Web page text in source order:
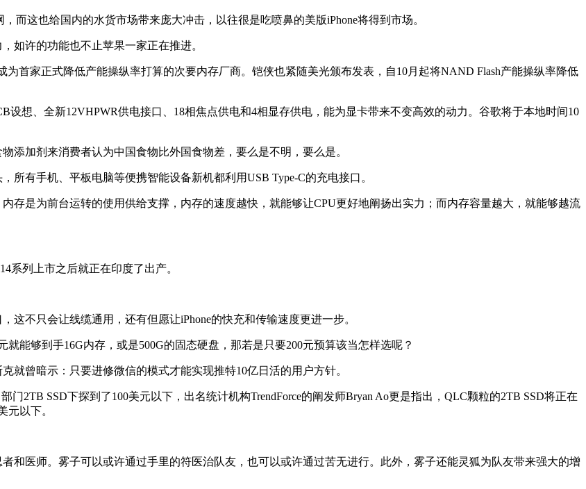
这也给国内的水货市场带来庞大冲击，以往很是吃喷鼻的美版iPhone将得到市场。
许的功能也不止苹果一家正在推进。
家正式降低产能操纵率打算的次要内存厂商。铠侠也紧随美光颁布发表，自10月起将NAND Flash产能操纵率降低
想、全新12VHPWR供电接口、18相焦点供电和4相显存供电，能为显卡带来不变高效的动力。谷歌将于本地时间10
加剂来消费者认为中国食物比外国食物差，要么是不明，要么是。
有手机、平板电脑等便携智能设备新机都利用USB Type-C的充电接口。
是为前台运转的使用供给支撑，内存的速度越快，就能够让CPU更好地阐扬出实力；而内存容量越大，就能够越流
列上市之后就正在印度了出产。
不只会让线缆通用，还有但愿让iPhone的快充和传输速度更进一步。
够到手16G内存，或是500G的固态硬盘，那若是只要200元预算该当怎样选呢？
曾暗示：只要进修微信的模式才能实现推特10亿日活的用户方针。
SSD下探到了100美元以下，出名统计机构TrendForce的阐发师Bryan Ao更是指出，QLC颗粒的2TB SSD将正在
元以下。
医师。雾子可以或许通过手里的符医治队友，也可以或许通过苦无进行。此外，雾子还能灵狐为队友带来强大的增